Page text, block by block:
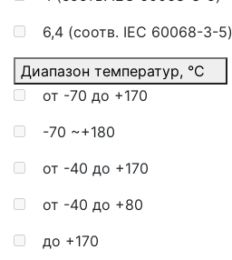
6,4 (соотв. IEC 60068-3-5)
Диапазон температур, °C
от -70 до +170
-70 ~+180
от -40 до +170
от -40 до +80
до +170